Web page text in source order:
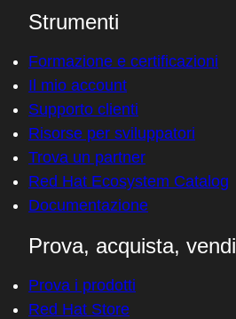
Strumenti
Formazione e certificazioni
Il mio account
Supporto clienti
Risorse per sviluppatori
Trova un partner
Red Hat Ecosystem Catalog
Documentazione
Prova, acquista, vendi
Prova i prodotti
Red Hat Store